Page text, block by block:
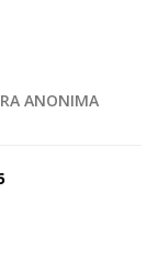
ANONIMA